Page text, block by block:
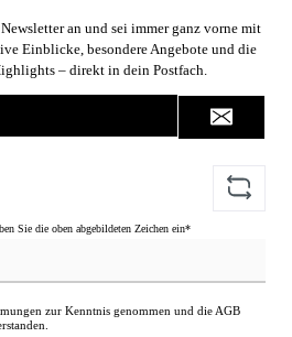
an und sei immer ganz vorne mit
Einblicke, besondere Angebote und die
– direkt in dein Postfach.
Sie die oben abgebildeten Zeichen ein*
zur Kenntnis genommen und die AGB